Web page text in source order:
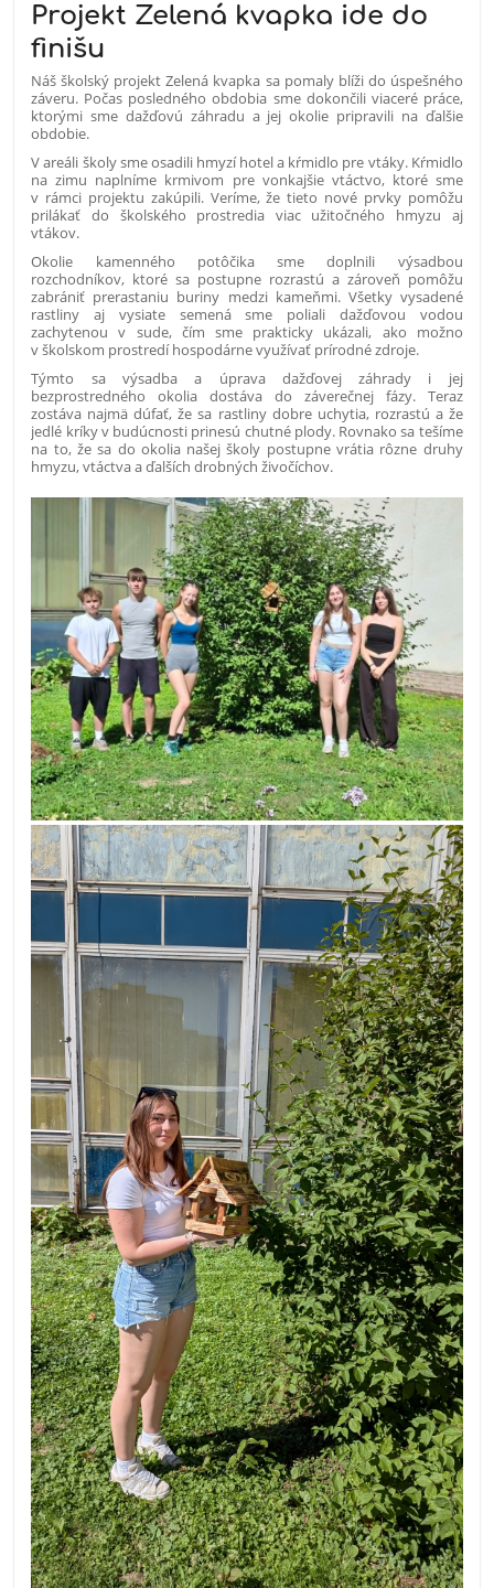
Projekt Zelená kvapka ide do
finišu
Náš školský projekt Zelená kvapka sa pomaly blíži do úspešného
záveru. Počas posledného obdobia sme dokončili viaceré práce,
ktorými sme dažďovú záhradu a jej okolie pripravili na ďalšie
obdobie.
V areáli školy sme osadili hmyzí hotel a kŕmidlo pre vtáky. Kŕmidlo
na zimu naplníme krmivom pre vonkajšie vtáctvo, ktoré sme
v rámci projektu zakúpili. Veríme, že tieto nové prvky pomôžu
prilákať do školského prostredia viac užitočného hmyzu aj
vtákov.
Okolie kamenného potôčika sme doplnili výsadbou
rozchodníkov, ktoré sa postupne rozrastú a zároveň pomôžu
zabrániť prerastaniu buriny medzi kameňmi. Všetky vysadené
rastliny aj vysiate semená sme poliali dažďovou vodou
zachytenou v sude, čím sme prakticky ukázali, ako možno
v školskom prostredí hospodárne využívať prírodné zdroje.
Týmto sa výsadba a úprava dažďovej záhrady i jej
bezprostredného okolia dostáva do záverečnej fázy. Teraz
zostáva najmä dúfať, že sa rastliny dobre uchytia, rozrastú a že
jedlé kríky v budúcnosti prinesú chutné plody. Rovnako sa tešíme
na to, že sa do okolia našej školy postupne vrátia rôzne druhy
hmyzu, vtáctva a ďalších drobných živočíchov.